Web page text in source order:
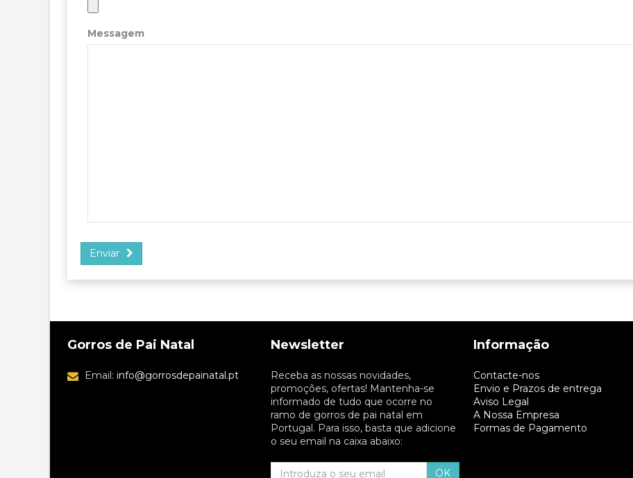
Messagem
Enviar
Gorros de Pai Natal
Email: info@gorrosdepainatal.pt
Newsletter
Receba as nossas novidades,
promoções, ofertas! Mantenha-se
informado de tudo que ocorre no
ramo de gorros de pai natal em
Portugal. Para isso, basta que adicione
o seu email na caixa abaixo:
OK
Informação
Contacte-nos
Envio e Prazos de entrega
Aviso Legal
A Nossa Empresa
Formas de Pagamento